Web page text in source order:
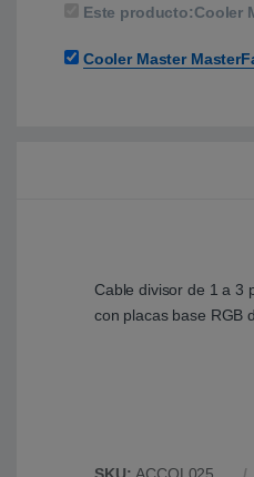
Este producto:Cooler
Cooler Master
Cable divisor de 1 a 3
con placas base RGB